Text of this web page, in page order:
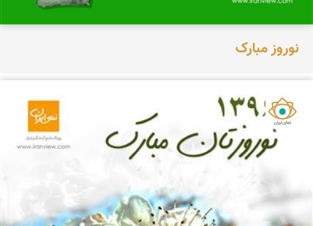
نوروز مبارک
نمای ایران